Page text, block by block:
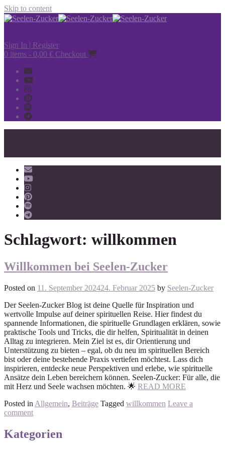
Skip to content
Sign In | Register
0 items - 0,00 € Checkout
Schlagwort: willkommen
Willkommen bei Seelen-Zucker
Posted on 11. September 202424. Februar 2025 by Seelen-Zucker
Der Seelen-Zucker Blog ist deine Quelle für Inspiration und
wertvolle Impulse auf deiner spirituellen Reise. Hier findest du
spannende Informationen, die spirituelle Grundlagen erklären, sowie
praktische Tools und Tricks, die dir helfen, Spiritualität in deinen
Alltag zu integrieren. Mein Ziel ist es, dir Orientierung und
Unterstützung zu bieten – egal, ob du neu im spirituellen Bereich
bist oder deine bestehende Praxis vertiefen möchtest. Lass dich
inspirieren, entdecke neue Perspektiven und erlebe, wie spirituelle
Ansätze dein Leben bereichern können. Seelen-Zucker: Für alle, die
mit Herz und Seele wachsen möchten. 🌟 READ MORE
Posted in Allgemein, Beiträge Tagged willkommen Leave a
comment
Kategorien